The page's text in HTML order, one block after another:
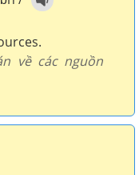
về các nguồn